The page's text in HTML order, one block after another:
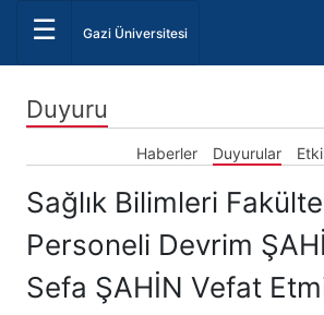
☰ Gazi Üniversitesi
Duyuru
Haberler Duyurular
Sağlık Bilimleri
Personeli Devrim
Sefa ŞAHİN Vefat